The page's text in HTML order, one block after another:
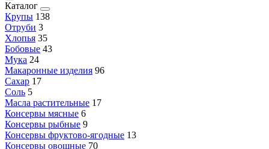
Каталог
Крупы 138
Отруби 3
Хлопья 35
Бобовые 43
Мука 24
Макаронные изделия 96
Сахар 17
Соль 5
Масла растительные 17
Консервы мясные 6
Консервы рыбные 9
Консервы фруктово-ягодные 13
Консервы овощные 70